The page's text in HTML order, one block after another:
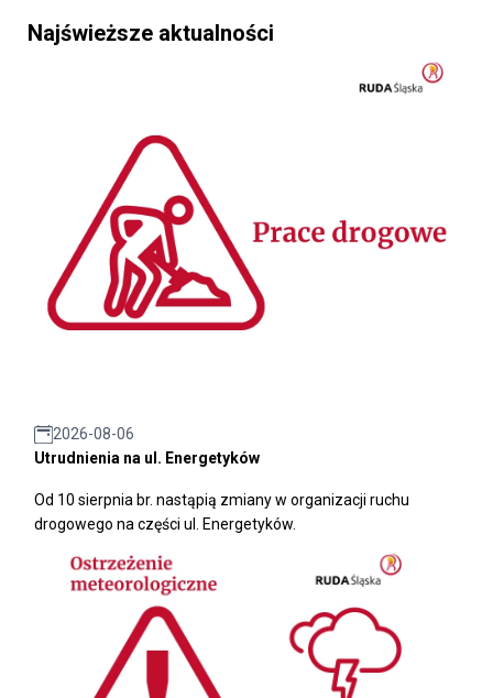
Najświeższe aktualności
2026-08-06
Utrudnienia na ul. Energetyków
Od 10 sierpnia br. nastąpią zmiany w organizacji ruchu
drogowego na części ul. Energetyków.